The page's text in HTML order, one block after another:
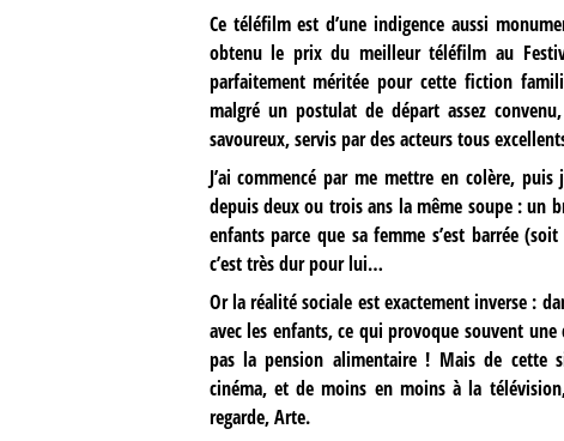
Ce téléfilm est d’une indigence aussi
obtenu le prix du meilleur téléfilm au
parfaitement méritée pour cette fiction
malgré un postulat de départ assez
savoureux, servis par des acteurs tous
J’ai commencé par me mettre en colère,
depuis deux ou trois ans la même soupe : un
enfants parce que sa femme s’est barrée
c’est très dur pour lui…
Or la réalité sociale est exactement inverse :
avec les enfants, ce qui provoque souvent
pas la pension alimentaire ! Mais de cette
cinéma, et de moins en moins à la
regarde, Arte.